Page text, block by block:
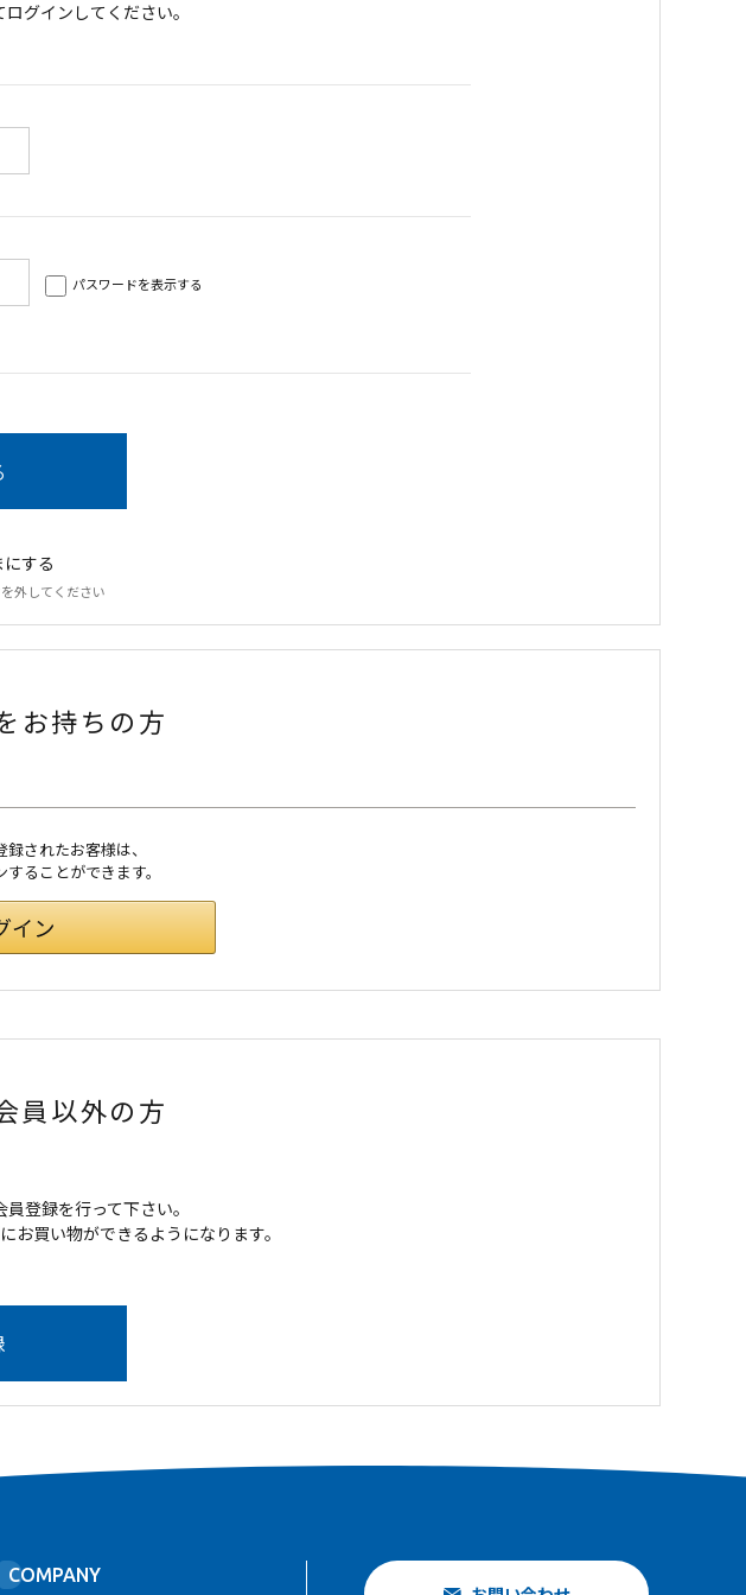
グインしてください。
パスワードを表示する
する
外してください
お持ちの方
されたお客様は、
ることができます。
員以外の方
登録を行って下さい。
買い物ができるようになります。
COMPANY